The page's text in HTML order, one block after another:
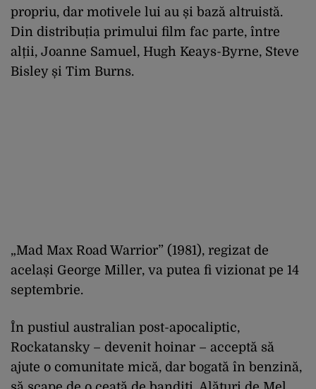
propriu, dar motivele lui au și bază altruistă.
Din distribuția primului film fac parte, între
alții, Joanne Samuel, Hugh Keays-Byrne, Steve
Bisley și Tim Burns.
„Mad Max Road Warrior” (1981), regizat de
același George Miller, va putea fi vizionat pe 14
septembrie.
În pustiul australian post-apocaliptic,
Rockatansky – devenit hoinar – acceptă să
ajute o comunitate mică, dar bogată în benzină,